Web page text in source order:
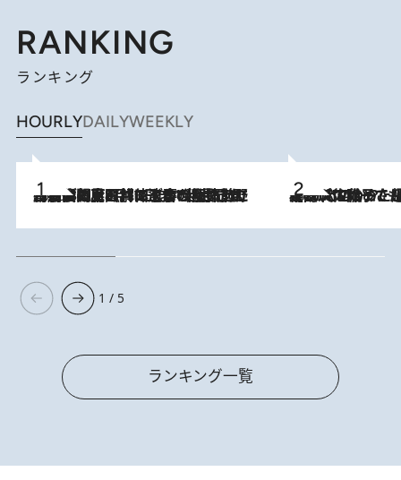
RANKING
ランキング
HOURLYDAILYWEEKLY
2026.8.8
「最後に見られてよかった」上野動物園の東園パンダ舎が解体前に特別公開。8月16日まで延長されたパネル展と共に辿る“半世紀”のパンダ飼育《解体工事の図面あり》 2026.8.5
【阿川佐和子さんの年とる力】なぜ70代で始めた趣味は“こんなに楽しい”のか？ ピアノ、俳句…スランプに陥っても続けられる“ある秘訣”とは
1 / 5
ランキング一覧